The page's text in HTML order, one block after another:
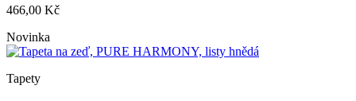
466,00 Kč
Novinka
Tapety